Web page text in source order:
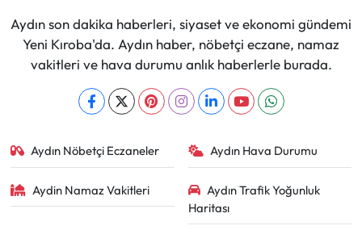
Aydın son dakika haberleri, siyaset ve ekonomi gündemi
Yeni Kıroba'da. Aydın haber, nöbetçi eczane, namaz
vakitleri ve hava durumu anlık haberlerle burada.
Aydın Nöbetçi Eczaneler Aydın Hava Durumu
Aydin Namaz Vakitleri
Aydın Trafik Yoğunluk
Haritası